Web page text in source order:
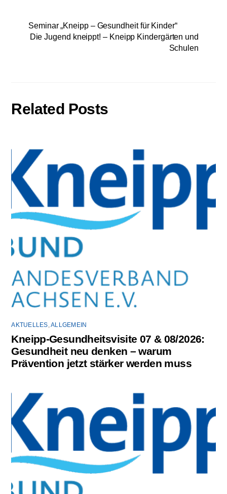
Seminar „Kneipp – Gesundheit für Kinder“
Die Jugend kneippt! – Kneipp Kindergärten und
Schulen
Related Posts
AKTUELLES,ALLGEMEIN
Kneipp-Gesundheitsvisite 07 & 08/2026:
Gesundheit neu denken – warum
Prävention jetzt stärker werden muss